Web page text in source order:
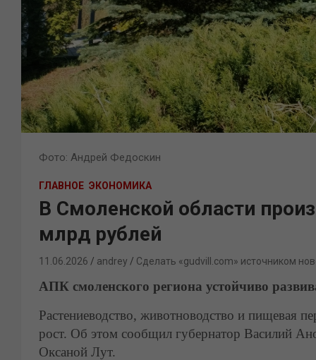
Фото: Андрей Федоскин
ГЛАВНОЕ ЭКОНОМИКА
В Смоленской области
млрд рублей
11.06.2026 andrey Сделать «gudvill.com» источником
АПК смоленского региона устойчиво
Растениеводство, животноводство и пищевая
рост. Об этом сообщил губернатор Василий
Оксаной Лут.